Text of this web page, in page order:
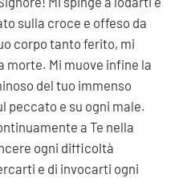
sulla croce e offeso da
corpo tanto ferito, mi
morte. Mi muove infine la
del tuo immenso
peccato e su ogni male.
a Te nella
ogni difficoltà
e di invocarti ogni